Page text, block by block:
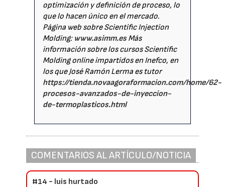
optimización y definición de proceso, lo
que lo hacen único en el mercado.
Página web sobre Scientific Injection
Molding:www.asimm.esMás
información sobre los cursos Scientific
Molding online impartidos en Inefco, en
los que José Ramón Lerma es tutor
https://tienda.novaagoraformacion.com/home/62-
procesos-avanzados-de-inyeccion-
de-termoplasticos.html
COMENTARIOS AL ARTÍCULO/NOTICIA
#14 - luis hurtado